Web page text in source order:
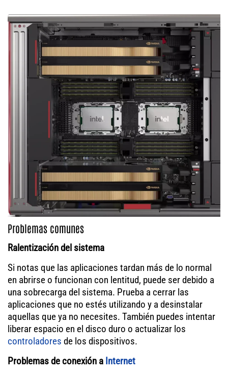
Problemas comunes
Ralentización del sistema
Si notas que las aplicaciones tardan más de lo normal
en abrirse o funcionan con lentitud, puede ser debido a
una sobrecarga del sistema. Prueba a cerrar las
aplicaciones que no estés utilizando y a desinstalar
aquellas que ya no necesites. También puedes intentar
liberar espacio en el disco duro o actualizar los
controladores de los dispositivos.
Problemas de conexión a Internet